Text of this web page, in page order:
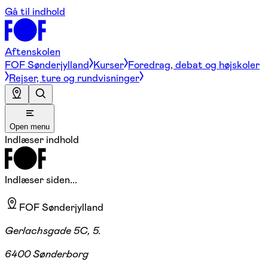
Gå til indhold
Aftenskolen
FOF Sønderjylland Kurser Foredrag, debat og højskoler
Rejser, ture og rundvisninger
Open menu
Indlæser indhold
Indlæser siden...
FOF Sønderjylland
Gerlachsgade 5C, 5.
6400 Sønderborg